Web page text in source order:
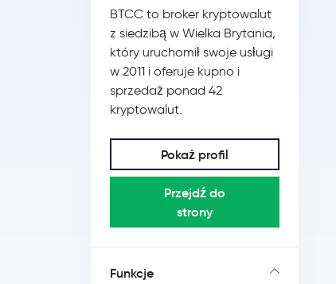
BTCC to broker kryptowalut
z siedzibą w Wielka Brytania,
który uruchomił swoje usługi
w 2011 i oferuje kupno i
sprzedaż ponad 42
kryptowalut.
Pokaż profil
Przejdź do
strony
Funkcje